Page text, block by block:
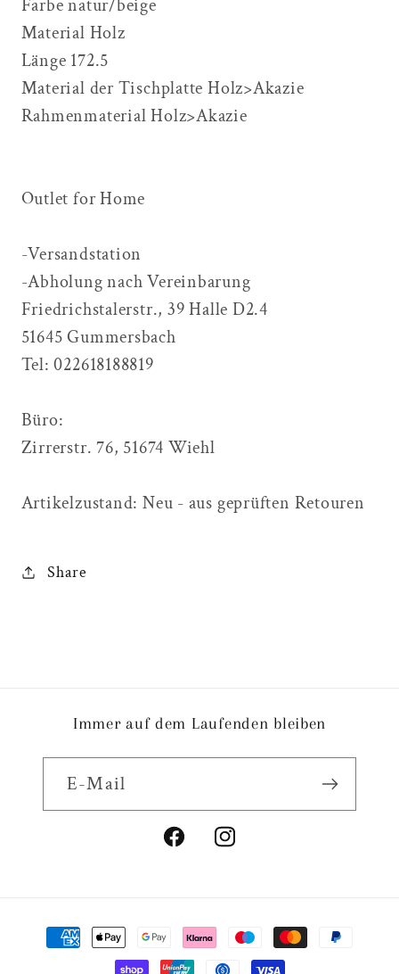
Farbe natur/beige
Material Holz
Länge 172.5
Material der Tischplatte Holz>Akazie
Rahmenmaterial Holz>Akazie
Outlet for Home
-Versandstation
-Abholung nach Vereinbarung
Friedrichstalerstr., 39 Halle D2.4
51645 Gummersbach
Tel: 022618188819
Büro:
Zirrerstr. 76, 51674 Wiehl
Artikelzustand: Neu - aus geprüften Retouren
Share
Immer auf dem Laufenden bleiben
E-Mail
FacebookInstagram
Zahlungsmethoden